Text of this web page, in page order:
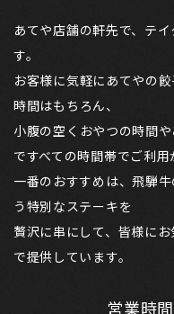
あてや店舗の軒先で、テ
す。
お客様に気軽にあてやの
時間はもちろん、
小腹の空くおやつの時間
ですべての時間帯でご利用
一番のおすすめは、飛騨
う特別なステーキを
贅沢に串にして、​​​​​​​皆様に
で提供しています。
営業時